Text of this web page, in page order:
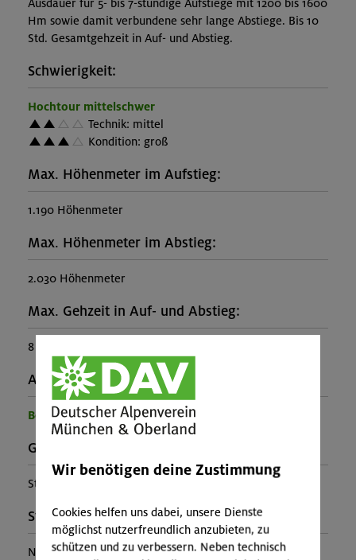
Ausdauer für 5- bis 7-stündige Aufstiege mit 1200 bis 1600
Hm sowie damit verbundene sehr lange Abstiege. Bis 10
Std. Gesamtgehzeit in Auf- und Abstieg.
Schwierigkeit:
Hochtour mittelschwer
Technik: mittel
Kondition: groß
Max. Höhenmeter im Aufstieg:
1.190 Höhenmeter
Max. Höhenmeter im Abstieg:
2.030 Höhenmeter
Max. Gehzeit in Auf- und Abstieg:
8 Stunden
Ausrüstung:
Benötigte Ausrüstung für diese Veranstaltung
Gebirgsgruppe:
Stubaier Alpen
Stützpunkt:
Nürnberger Hütte
Wir benötigen deine Zustimmung
Cookies helfen uns dabei, unsere Dienste
möglichst nutzerfreundlich anzubieten, zu
schützen und zu verbessern. Neben technisch